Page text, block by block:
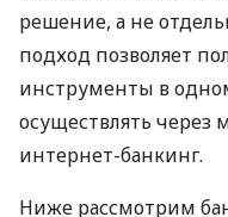
решение, а не
подход позволяет
инструменты в
осуществлять
интернет-банкинг.
Ниже рассмотрим